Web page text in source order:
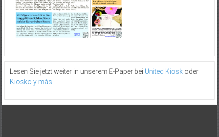
Lesen Sie jetzt weiter in unserem E-Paper bei United Kioskoder
Kiosko y más.